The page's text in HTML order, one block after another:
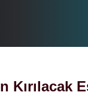
Kırılacak